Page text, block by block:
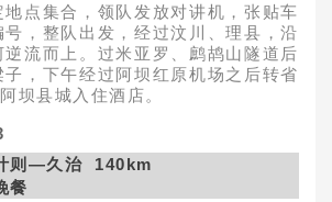
地点集合，领队发放对讲机，张贴车
号，整队出发，经过汶川、理县，沿
逆流而上。过米亚罗、鹧鸪山隧道后
子，下午经过阿坝红原机场之后转省
坝县城入住酒店。
则—久治 140km
餐